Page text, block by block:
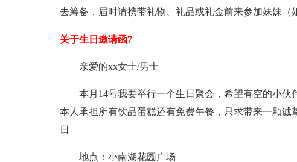
去筹备，届时请携带礼物、礼品或礼金前来参加妹妹（
关于生日邀请函7
亲爱的xx女士/男士
本月14号我要举行一个生日聚会，希望有空的小伙
本人承担所有饮品蛋糕还有免费午餐，只求带来一颗诚
日
地点：小南湖花园广场